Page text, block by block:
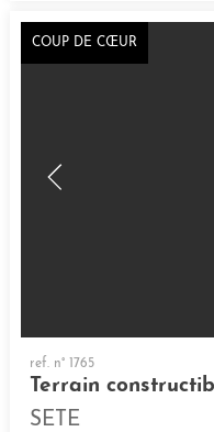
COUP DE CŒUR
ref. n° 1765
Terrain
SETE